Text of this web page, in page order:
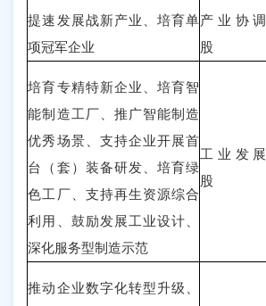
提速发展战新产业、培育单
项冠军企业
产业协调
股
培育专精特新企业、培育智
能制造工厂、推广智能制造
优秀场景、支持企业开展首
台（套）装备研发、培育绿
色工厂、支持再生资源综合
利用、鼓励发展工业设计、
深化服务型制造示范
工业发展
股
推动企业数字化转型升级、